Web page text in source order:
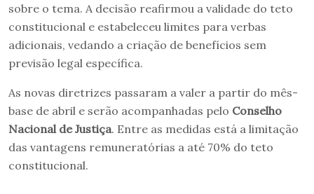
sobre o tema. A decisão reafirmou a validade do teto
constitucional e estabeleceu limites para verbas
adicionais, vedando a criação de benefícios sem
previsão legal específica.
As novas diretrizes passaram a valer a partir do mês-
base de abril e serão acompanhadas pelo Conselho
Nacional de Justiça. Entre as medidas está a limitação
das vantagens remuneratórias a até 70% do teto
constitucional.